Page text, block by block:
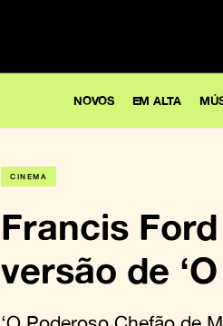
NOVOS EM ALTA
CINEMA
Francis
versão de